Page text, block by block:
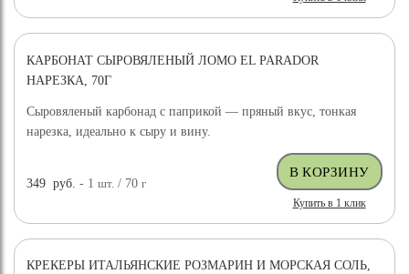
КАРБОНАТ СЫРОВЯЛЕНЫЙ ЛОМО EL PARADOR
НАРЕЗКА, 70Г
Сыровяленый карбонад с паприкой — пряный вкус, тонкая
нарезка, идеально к сыру и вину.
349 руб. - 1шт. / 70г
Купить в 1 клик
КРЕКЕРЫ ИТАЛЬЯНСКИЕ РОЗМАРИН И МОРСКАЯ СОЛЬ,